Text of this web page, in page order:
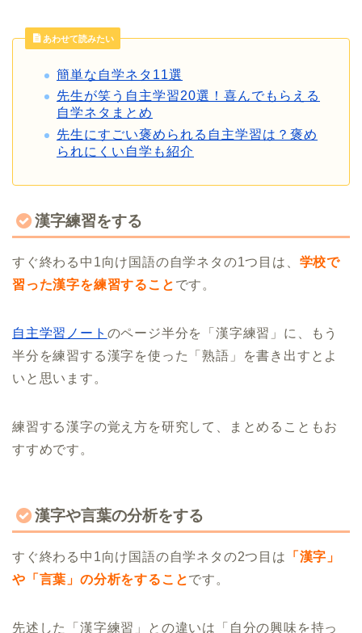
あわせて読みたい
簡単な自学ネタ11選
先生が笑う自主学習20選！喜んでもらえる
自学ネタまとめ
先生にすごい褒められる自主学習は？褒め
られにくい自学も紹介
漢字練習をする
すぐ終わる中1向け国語の自学ネタの1つ目は、 学校で
習った漢字を練習すること です。
自主学習ノート のページ半分を「漢字練習」に、もう
半分を練習する漢字を使った「熟語」を書き出すとよ
いと思います。
練習する漢字の覚え方を研究して、まとめることもお
すすめです。
漢字や言葉の分析をする
すぐ終わる中1向け国語の自学ネタの2つ目は
「漢字」
や「言葉」の分析をすることです。
先述した「漢字練習」との違いは「自分の興味を持っ